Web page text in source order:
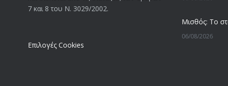
7 και 8 του Ν. 3029/2002.
Επιλογές Cookies
06/08/2026